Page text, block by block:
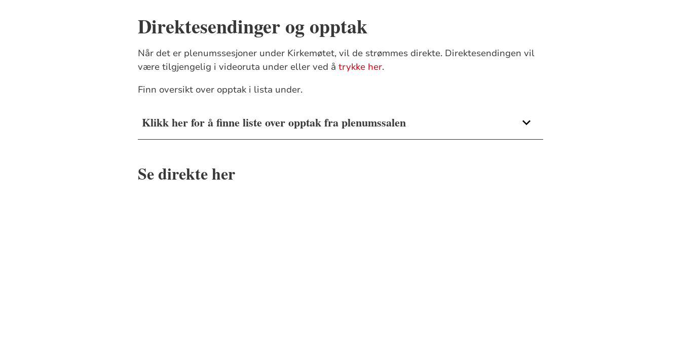
Direktesendinger og opptak
Når det er plenumssesjoner under Kirkemøtet, vil de strømmes direkte. Direktesendingen vil
være tilgjengelig i videoruta under eller ved å trykke her.
Finn oversikt over opptak i lista under.
Klikk her for å finne liste over opptak fra plenumssalen
Se direkte her